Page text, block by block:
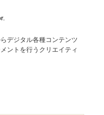
デジタル各種コンテンツ
ントを行うクリエイティ